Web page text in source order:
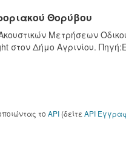
Θορύβου
Μετρήσεων
στον Δήμο Αγρινίου.
το API (δείτε API